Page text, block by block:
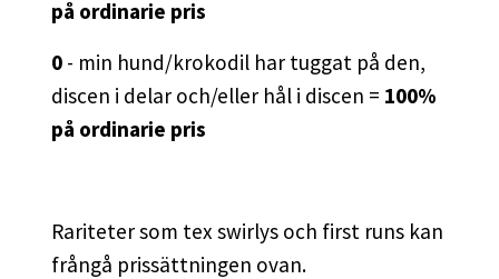
på ordinarie pris
0 - min hund/krokodil har tuggat på den,
discen i delar och/eller hål i discen = 100%
på ordinarie pris
Rariteter som tex swirlys och first runs kan
frångå prissättningen ovan.